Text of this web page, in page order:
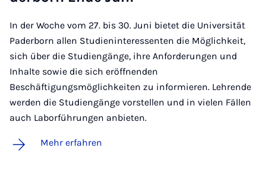
In der Woche vom 27. bis 30. Juni bietet die Universität
Paderborn allen Studieninteressenten die Möglichkeit,
sich über die Studiengänge, ihre Anforderungen und
Inhalte sowie die sich eröffnenden
Beschäftigungsmöglichkeiten zu informieren. Lehrende
werden die Studiengänge vorstellen und in vielen Fällen
auch Laborführungen anbieten.
Mehr erfahren